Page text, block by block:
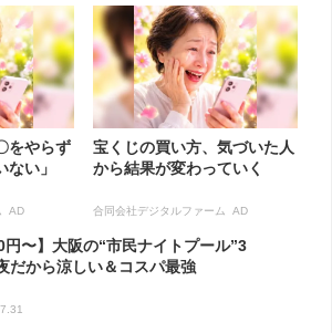
をやらず
い」
AD
宝くじの買い方、気づいた人
から結果が変わっていく
合同会社デジタルファーム AD
円〜】大阪の“市民ナイトプール”3
だから涼しい＆コスパ最強